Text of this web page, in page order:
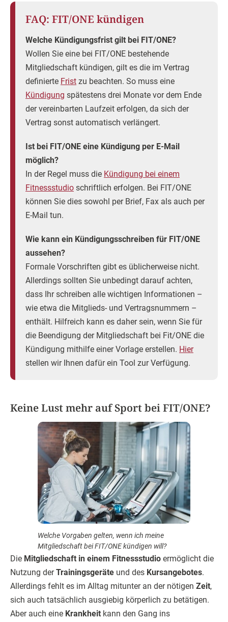
FAQ: FIT/ONE kündigen
Welche Kündigungsfrist gilt bei FIT/ONE?
Wollen Sie eine bei FIT/ONE bestehende
Mitgliedschaft kündigen, gilt es die im Vertrag
definierte Frist zu beachten. So muss eine
Kündigung spätestens drei Monate vor dem Ende
der vereinbarten Laufzeit erfolgen, da sich der
Vertrag sonst automatisch verlängert.
Ist bei FIT/ONE eine Kündigung per E-Mail
möglich?
In der Regel muss die Kündigung bei einem
Fitnessstudio schriftlich erfolgen. Bei FIT/ONE
können Sie dies sowohl per Brief, Fax als auch per
E-Mail tun.
Wie kann ein Kündigungsschreiben für FIT/ONE
aussehen?
Formale Vorschriften gibt es üblicherweise nicht.
Allerdings sollten Sie unbedingt darauf achten,
dass Ihr schreiben alle wichtigen Informationen –
wie etwa die Mitglieds- und Vertragsnummern –
enthält. Hilfreich kann es daher sein, wenn Sie für
die Beendigung der Mitgliedschaft bei Fit/ONE die
Kündigung mithilfe einer Vorlage erstellen. Hier
stellen wir Ihnen dafür ein Tool zur Verfügung.
Keine Lust mehr auf Sport bei FIT/ONE?
Welche Vorgaben gelten, wenn ich meine
Mitgliedschaft bei FIT/ONE kündigen will?
Die Mitgliedschaft in einem Fitnessstudio ermöglicht die
Nutzung derTrainingsgeräte und des Kursangebotes.
Allerdings fehlt es im Alltag mitunter an der nötigen Zeit,
sich auch tatsächlich ausgiebig körperlich zu betätigen.
Aber auch eine Krankheit kann den Gang ins